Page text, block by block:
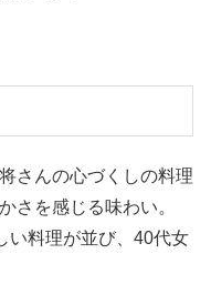
さんの心づくしの料理
さを感じる味わい。
い料理が並び、40代女